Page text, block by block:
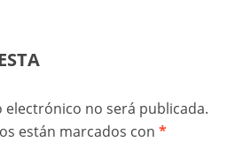
no será publicada.
están marcados con *